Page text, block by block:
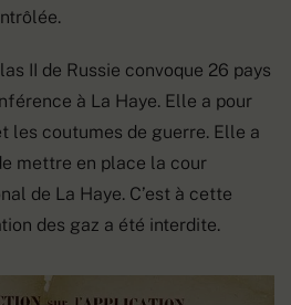
II de Russie convoque 26 pays
à La Haye. Elle a pour
les coutumes de guerre. Elle a
mettre en place la cour
de La Haye. C’est à cette
des gaz a été interdite.